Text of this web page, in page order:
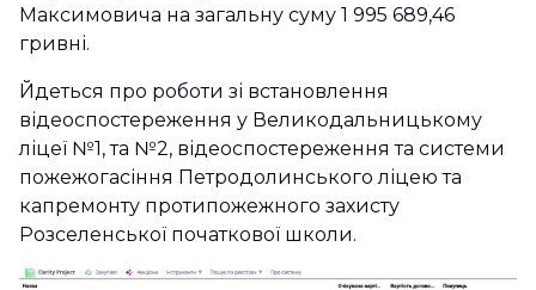
Максимовича на загальну суму 1 995 689,46
гривні.
Йдеться про роботи зі встановлення
відеоспостереження у Великодальницькому
ліцеї №1, та №2, відеоспостереження та системи
пожежогасіння Петродолинського ліцею та
капремонту протипожежного захисту
Розселенської початкової школи.